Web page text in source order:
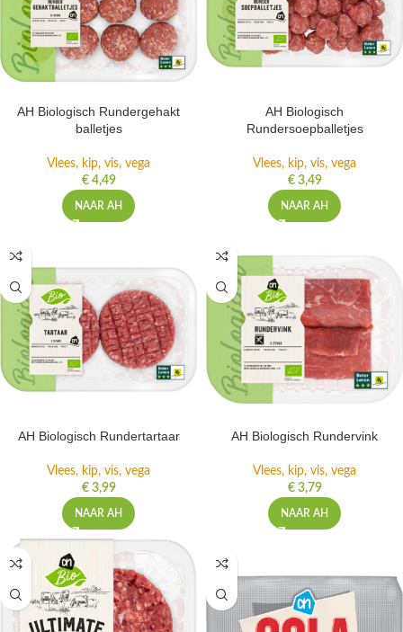
AH Biologisch Rundergehakt
balletjes
Vlees, kip, vis, vega
€4,49
NAAR AH
AH Biologisch
Rundersoepballetjes
Vlees, kip, vis, vega
€3,49
NAAR AH
AH Biologisch Rundertartaar
Vlees, kip, vis, vega
€3,99
NAAR AH
AH Biologisch Rundervink
Vlees, kip, vis, vega
€3,79
NAAR AH